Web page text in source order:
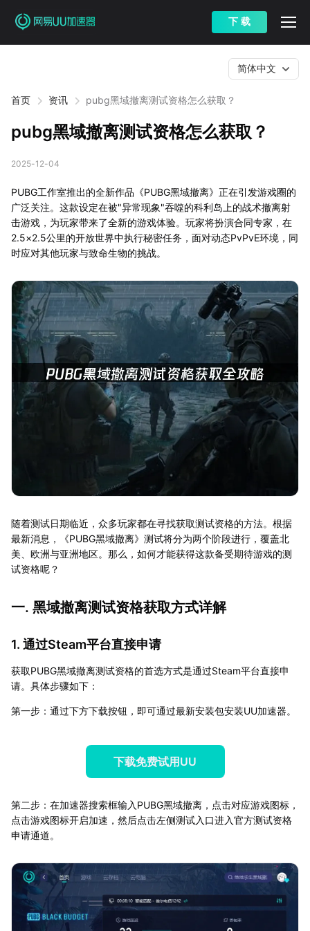
下 载
首页 资讯 pubg黑域撤离测试资格怎么获取？
简体中文
pubg黑域撤离测试资格怎么获取？
2025-12-04
PUBG工作室推出的全新作品《PUBG黑域撤离》正在引发游戏圈的
广泛关注。这款设定在被"异常现象"吞噬的科利岛上的战术撤离射
击游戏，为玩家带来了全新的游戏体验。玩家将扮演合同专家，在
2.5×2.5公里的开放世界中执行秘密任务，面对动态PvPvE环境，同
时应对其他玩家与致命生物的挑战。
随着测试日期临近，众多玩家都在寻找获取测试资格的方法。根据
最新消息，《PUBG黑域撤离》测试将分为两个阶段进行，覆盖北
美、欧洲与亚洲地区。那么，如何才能获得这款备受期待游戏的测
试资格呢？
一. 黑域撤离测试资格获取方式详解
1. 通过Steam平台直接申请
获取PUBG黑域撤离测试资格的首选方式是通过Steam平台直接申
请。具体步骤如下：
第一步：通过下方下载按钮，即可通过最新安装包安装UU加速器。
下载免费试用UU
第二步：在加速器搜索框输入PUBG黑域撤离，点击对应游戏图标，
点击游戏图标开启加速，然后点击左侧测试入口进入官方测试资格
申请通道。